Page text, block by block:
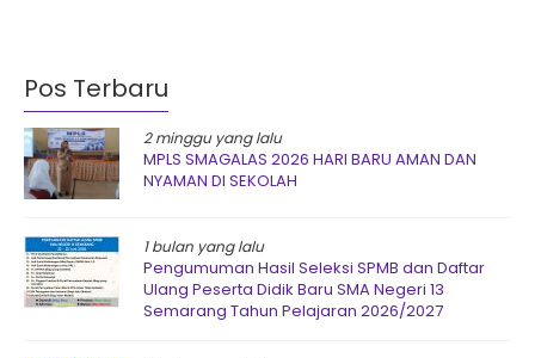
Pos Terbaru
2 minggu yang lalu
MPLS SMAGALAS 2026 HARI BARU AMAN DAN
NYAMAN DI SEKOLAH
1 bulan yang lalu
Pengumuman Hasil Seleksi SPMB dan Daftar
Ulang Peserta Didik Baru SMA Negeri 13
Semarang Tahun Pelajaran 2026/2027